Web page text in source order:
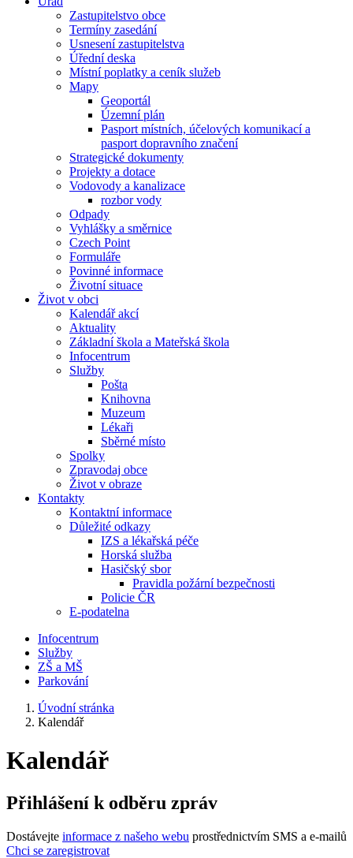
Zastupitelstvo obce
Termíny zasedání
Usnesení zastupitelstva
Úřední deska
Místní poplatky a ceník služeb
Mapy
Geoportál
Územní plán
Pasport místních, účelových komunikací a
pasport dopravního značení
Strategické dokumenty
Projekty a dotace
Vodovody a kanalizace
rozbor vody
Odpady
Vyhlášky a směrnice
Czech Point
Formuláře
Povinné informace
Životní situace
Život v obci
Kalendář akcí
Aktuality
Základní škola a Mateřská škola
Infocentrum
Služby
Pošta
Knihovna
Muzeum
Lékaři
Sběrné místo
Spolky
Zpravodaj obce
Život v obraze
Kontakty
Kontaktní informace
Důležité odkazy
IZS a lékařská péče
Horská služba
Hasičský sbor
Pravidla požární bezpečnosti
Policie ČR
E-podatelna
Infocentrum
Služby
ZŠ a MŠ
Parkování
Úvodní stránka
Kalendář
Kalendář
Přihlášení k odběru zpráv
Dostávejte informace z našeho webu prostřednictvím SMS a e-mailů
Chci se zaregistrovat